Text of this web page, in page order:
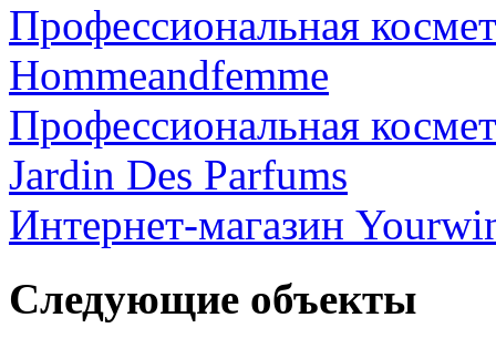
Профессиональная
Hommeandfemme
Профессиональная
Jardin Des Parfums
Интернет-магазин
Следующие объекты